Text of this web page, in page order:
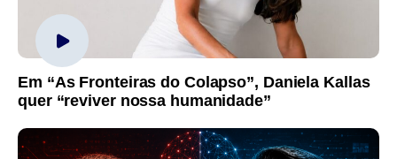
Em “As Fronteiras do Colapso”, Daniela Kallas
quer “reviver nossa humanidade”